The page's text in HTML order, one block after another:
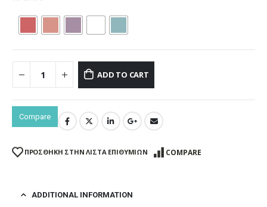
ADD TO CART
Compare
ΠΡΌΣΘΉΚΗ ΣΤΗΝ ΛΊΣΤΑ ΕΠΙΘΥΜΙΏΝ COMPARE
ADDITIONAL INFORMATION